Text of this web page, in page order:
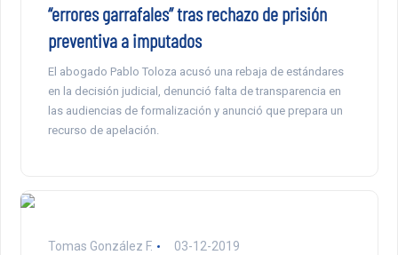
“errores garrafales” tras rechazo de prisión
preventiva a imputados
El abogado Pablo Toloza acusó una rebaja de estándares
en la decisión judicial, denunció falta de transparencia en
las audiencias de formalización y anunció que prepara un
recurso de apelación.
Tomas González F. 03-12-2019